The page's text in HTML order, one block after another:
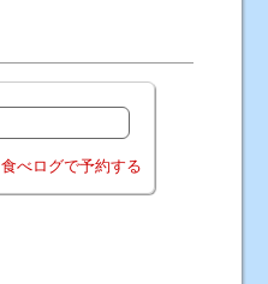
食べログで予約する